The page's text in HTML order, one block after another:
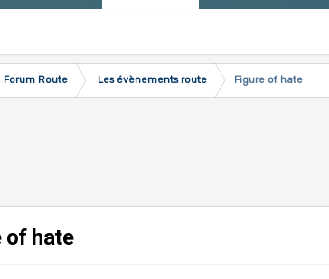
Forum Route Les évènements route Figure of hate
of hate